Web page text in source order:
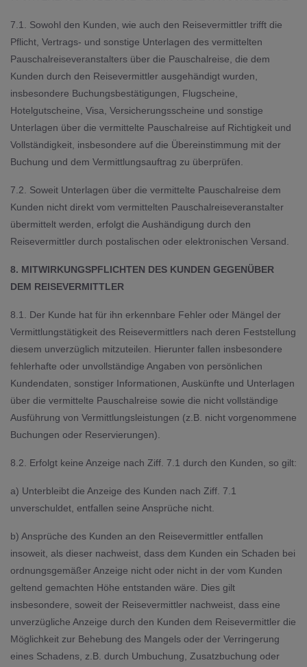
7.1. Sowohl den Kunden, wie auch den Reisevermittler trifft die
Pflicht, Vertrags- und sonstige Unterlagen des vermittelten
Pauschalreiseveranstalters über die Pauschalreise, die dem
Kunden durch den Reisevermittler ausgehändigt wurden,
insbesondere Buchungsbestätigungen, Flugscheine,
Hotelgutscheine, Visa, Versicherungsscheine und sonstige
Unterlagen über die vermittelte Pauschalreise auf Richtigkeit und
Vollständigkeit, insbesondere auf die Übereinstimmung mit der
Buchung und dem Vermittlungsauftrag zu überprüfen.
7.2. Soweit Unterlagen über die vermittelte Pauschalreise dem
Kunden nicht direkt vom vermittelten Pauschalreiseveranstalter
übermittelt werden, erfolgt die Aushändigung durch den
Reisevermittler durch postalischen oder elektronischen Versand.
8. MITWIRKUNGSPFLICHTEN DES KUNDEN GEGENÜBER
DEM REISEVERMITTLER
8.1. Der Kunde hat für ihn erkennbare Fehler oder Mängel der
Vermittlungstätigkeit des Reisevermittlers nach deren Feststellung
diesem unverzüglich mitzuteilen. Hierunter fallen insbesondere
fehlerhafte oder unvollständige Angaben von persönlichen
Kundendaten, sonstiger Informationen, Auskünfte und Unterlagen
über die vermittelte Pauschalreise sowie die nicht vollständige
Ausführung von Vermittlungsleistungen (z.B. nicht vorgenommene
Buchungen oder Reservierungen).
8.2. Erfolgt keine Anzeige nach Ziff. 7.1 durch den Kunden, so gilt:
a) Unterbleibt die Anzeige des Kunden nach Ziff. 7.1
unverschuldet, entfallen seine Ansprüche nicht.
b) Ansprüche des Kunden an den Reisevermittler entfallen
insoweit, als dieser nachweist, dass dem Kunden ein Schaden bei
ordnungsgemäßer Anzeige nicht oder nicht in der vom Kunden
geltend gemachten Höhe entstanden wäre. Dies gilt
insbesondere, soweit der Reisevermittler nachweist, dass eine
unverzügliche Anzeige durch den Kunden dem Reisevermittler die
Möglichkeit zur Behebung des Mangels oder der Verringerung
eines Schadens, z.B. durch Umbuchung, Zusatzbuchung oder